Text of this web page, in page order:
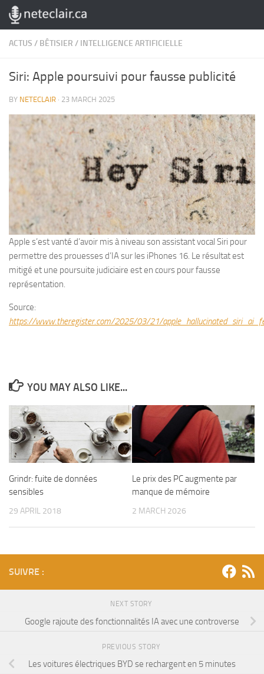
Skip to content
ACTUS / BÊTISIER / INTELLIGENCE ARTIFICIELLE
Siri: Apple poursuivi pour fausse publicité
BY NETECLAIR · 23 MARCH 2025
Apple s’est vanté d’avoir mis à niveau son assistant vocal Siri pour
permettre des prouesses d’IA sur les iPhones 16. Le résultat est
mitigé et une poursuite judiciaire est en cours pour fausse
représentation.
Source:
https://www.theregister.com/2025/03/21/
YOU MAY ALSO LIKE...
Grindr: fuite de données
sensibles
29 APRIL 2018
Le prix des PC augmente par
manque de mémoire
2 MARCH 2026
SUIVRE :
NEXT STORY
Google rajoute des fonctionnalités IA avec une controverse
PREVIOUS STORY
Les voitures électriques BYD se rechargent en 5 minutes